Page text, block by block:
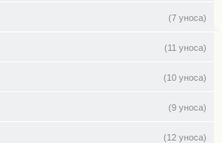
(7 уноса)
(11 уноса)
(10 уноса)
(9 уноса)
(12 уноса)